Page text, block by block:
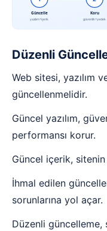
Güncelle
yazılım+içerik
Koru
güvenlik+yedek
Düzenli
Web sitesi, yazılım
güncellenmelidir.
Güncel yazılım,
performansı korur.
Güncel içerik, sitenin
İhmal edilen
sorunlarına yol açar.
Düzenli güncelleme,